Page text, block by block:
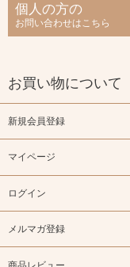
個人の方の
お問い合わせはこちら
お買い物について
新規会員登録
マイページ
ログイン
メルマガ登録